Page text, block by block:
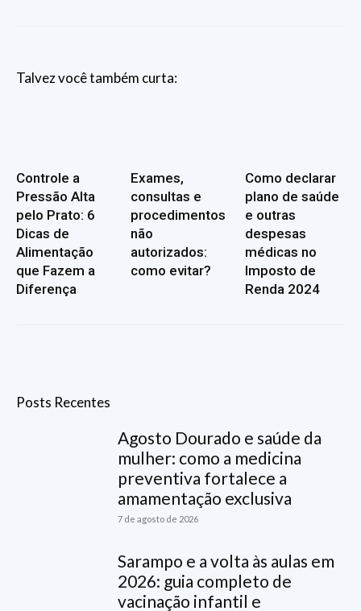
Talvez você também curta:
Controle a
Pressão Alta
pelo Prato: 6
Dicas de
Alimentação
que Fazem a
Diferença
Exames,
consultas e
procedimentos
não
autorizados:
como evitar?
Como declarar
plano de saúde
e outras
despesas
médicas no
Imposto de
Renda 2024
Posts Recentes
Agosto Dourado e saúde da
mulher: como a medicina
preventiva fortalece a
amamentação exclusiva
7 de agosto de 2026
Sarampo e a volta às aulas em
2026: guia completo de
vacinação infantil e